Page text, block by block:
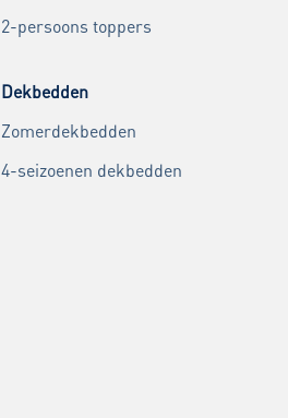
2-persoons toppers
Dekbedden
Zomerdekbedden
4-seizoenen dekbedden